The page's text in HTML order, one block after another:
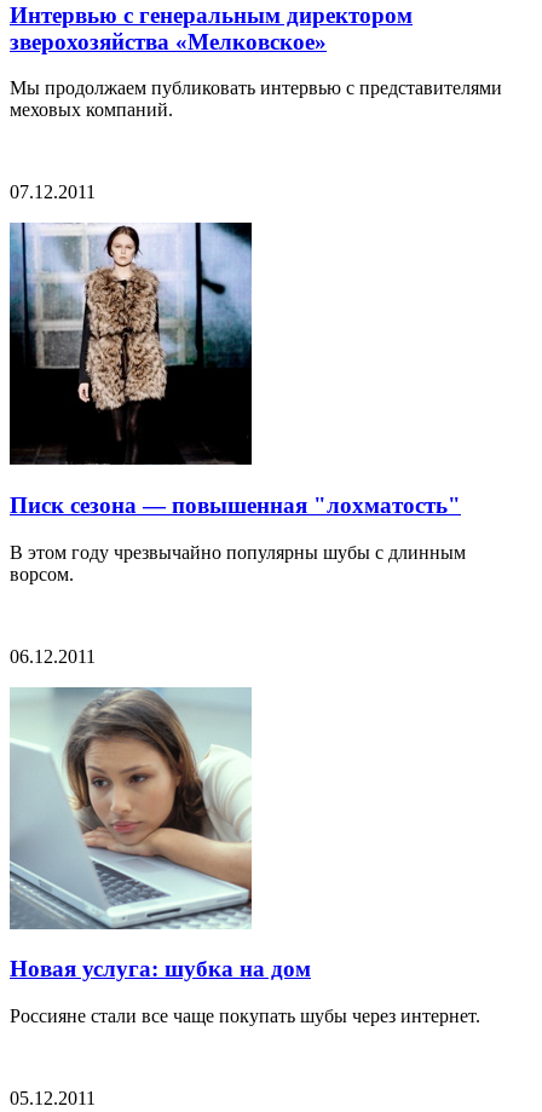
Интервью с генеральным директором
зверохозяйства «Мелковское»
Мы продолжаем публиковать интервью с представителями
меховых компаний.
07.12.2011
Писк сезона — повышенная "лохматость"
В этом году чрезвычайно популярны шубы с длинным
ворсом.
06.12.2011
Новая услуга: шубка на дом
Россияне стали все чаще покупать шубы через интернет.
05.12.2011